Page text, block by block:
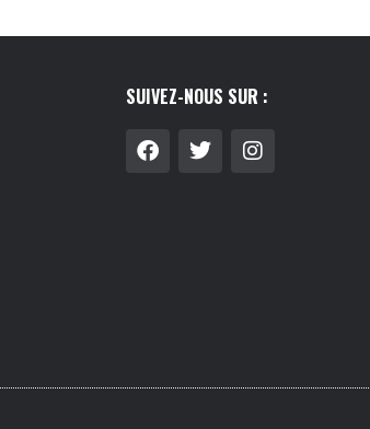
SUIVEZ-NOUS SUR :